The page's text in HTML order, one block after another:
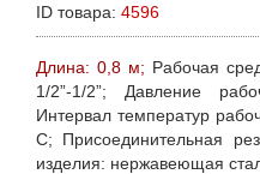
ID товара: 4596
Длина: 0,8 м; Рабочая
1/2”-1/2”; Давление
Интервал температур
С; Присоединительная
изделия: нержавеющая